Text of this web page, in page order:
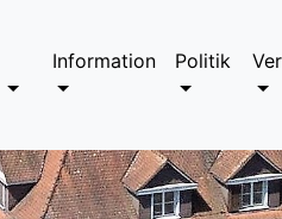
Information Politik